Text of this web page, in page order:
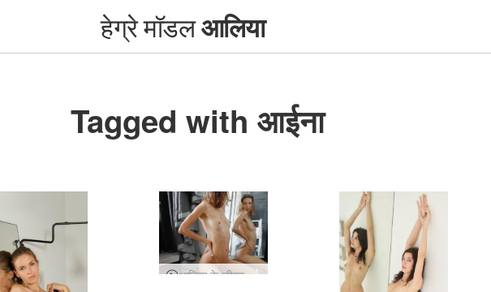
हेग्रे मॉडलआलिया
Tagged with आईना
आलिया के जीवन का एक दिन - विस्तारित संस्करण